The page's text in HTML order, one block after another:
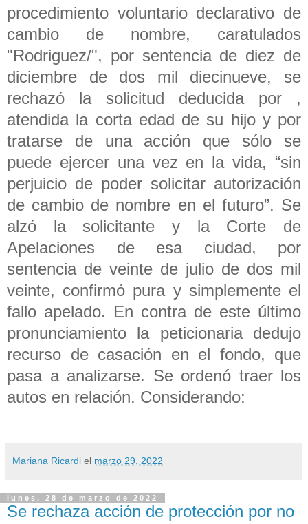
procedimiento voluntario declarativo de
cambio de nombre, caratulados
"Rodriguez/", por sentencia de diez de
diciembre de dos mil diecinueve, se
rechazó la solicitud deducida por ,
atendida la corta edad de su hijo y por
tratarse de una acción que sólo se
puede ejercer una vez en la vida, “sin
perjuicio de poder solicitar autorización
de cambio de nombre en el futuro”. Se
alzó la solicitante y la Corte de
Apelaciones de esa ciudad, por
sentencia de veinte de julio de dos mil
veinte, confirmó pura y simplemente el
fallo apelado. En contra de este último
pronunciamiento la peticionaria dedujo
recurso de casación en el fondo, que
pasa a analizarse. Se ordenó traer los
autos en relación. Considerando:
Mariana Ricardi el marzo 29, 2022
lunes, 28 de marzo de 2022
Se rechaza acción de protección por no